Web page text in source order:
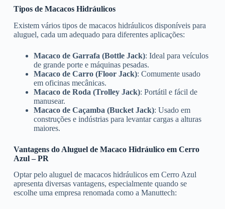
Tipos de Macacos Hidráulicos
Existem vários tipos de macacos hidráulicos disponíveis para
aluguel, cada um adequado para diferentes aplicações:
Macaco de Garrafa (Bottle Jack): Ideal para veículos
de grande porte e máquinas pesadas.
Macaco de Carro (Floor Jack): Comumente usado
em oficinas mecânicas.
Macaco de Roda (Trolley Jack): Portátil e fácil de
manusear.
Macaco de Caçamba (Bucket Jack): Usado em
construções e indústrias para levantar cargas a alturas
maiores.
Vantagens do Aluguel de Macaco Hidráulico em Cerro
Azul – PR
Optar pelo aluguel de macacos hidráulicos em Cerro Azul
apresenta diversas vantagens, especialmente quando se
escolhe uma empresa renomada como a Manuttech: